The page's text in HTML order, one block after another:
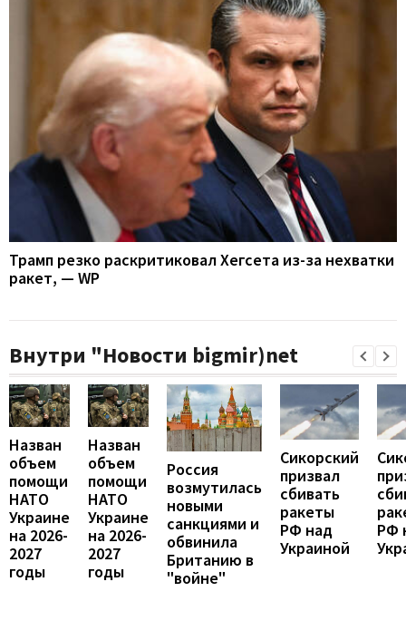
Трамп резко раскритиковал Хегсета из-за нехватки
ракет, — WP
Внутри "Новости bigmir)net
Назван
объем
помощи
НАТО
Украине
на 2026-
2027
годы
Назван
объем
помощи
НАТО
Украине
на 2026-
2027
годы
Россия
возмутилась
новыми
санкциями и
обвинила
Британию в
"войне"
Сикорский
призвал
сбивать
ракеты
РФ над
Украиной
РФ